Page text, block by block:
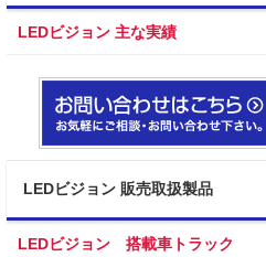
LEDビジョン 主な実績
LEDビジョン 販売取扱製品
LEDビジョン 搭載車トラック